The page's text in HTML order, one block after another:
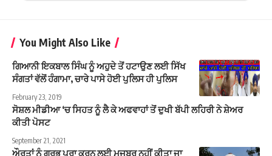
You Might Also Like
ਗਿਆਨੀ ਇਕਬਾਲ ਸਿੰਘ ਨੂੰ ਅਹੁਦੇ ਤੋਂ ਹਟਾਉਣ ਲਈ ਸਿੱਖ
ਸੰਗਤਾਂ ਵੱਲੋਂ ਹੰਗਾਮਾ, ਚਾਰੇ ਪਾਸੇ ਹੋਈ ਪੁਲਿਸ ਹੀ ਪੁਲਿਸ
February 23, 2019
ਸੋਸ਼ਲ ਮੀਡੀਆ ‘ਚ ਸਿਹਤ ਨੂੰ ਲੈ ਕੇ ਅਫਵਾਹਾਂ ਤੋਂ ਦੁਖੀ ਬੱਪੀ ਲਹਿਰੀ ਨੇ ਸ਼ੇਅਰ
ਕੀਤੀ ਪੋਸਟ
September 21, 2021
ਔਰਤਾਂ ਨੂੰ ਗਰਭ ਪੂਰਾ ਕਰਨ ਲਈ ਮਜਬੂਰ ਨਹੀਂ ਕੀਤਾ ਜਾ